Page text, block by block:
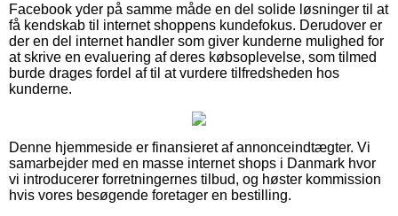
Facebook yder på samme måde en del solide løsninger til at
få kendskab til internet shoppens kundefokus. Derudover er
der en del internet handler som giver kunderne mulighed for
at skrive en evaluering af deres købsoplevelse, som tilmed
burde drages fordel af til at vurdere tilfredsheden hos
kunderne.
Denne hjemmeside er finansieret af annonceindtægter. Vi
samarbejder med en masse internet shops i Danmark hvor
vi introducerer forretningernes tilbud, og høster kommission
hvis vores besøgende foretager en bestilling.